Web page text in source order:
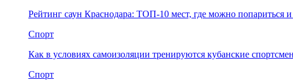
Рейтинг саун Краснодара: ТОП-10 мест, где можно попариться
Спорт
Как в условиях самоизоляции тренируются кубанские
Спорт